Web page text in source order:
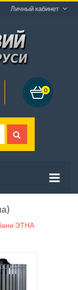
Личный кабинет
0
ЭТНА